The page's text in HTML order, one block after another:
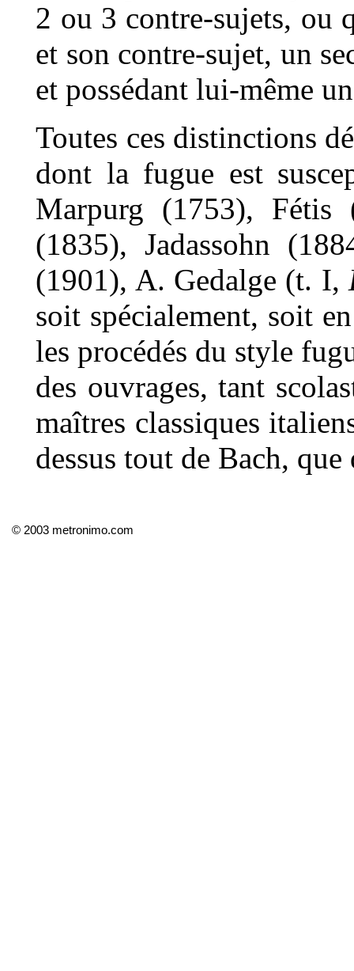
2 ou 3 contre-sujets, ou
et son contre-sujet, un
et possédant lui-même
Toutes ces distinctions
dont la fugue est
Marpurg (1753), Fétis
(1835), Jadassohn
(1901), A. Gedalge (t. I,
soit spécialement, soit
les procédés du style
des ouvrages, tant
maîtres classiques
dessus tout de Bach,
© 2003 metronimo.com